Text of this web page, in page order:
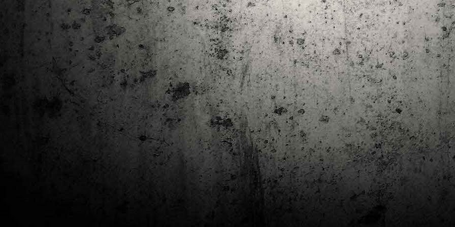
JUL
7
Club de lectura de còmics: estiu de 2024
Arriba l'estiu i amb ell una nova edició del club de lectura per passar
aquests mesos de calor. En aquesta nova edició farem dues lectures: una
al juliol i l'altre al setembre!
Com és habitual, les inscripcions es formalitzen a la Biblioteca Pública de
Tarragona i les lectures es podran llegir en edició digital.
MAY
1
Estudis en Comicologia al Còmic Barcelona
Del 3 al 5 de maig la Fira Barcelona acull la 42a edició de Còmic
Barcelona (el Saló del Còmic de tota la vida).
Divendres faré la visita anual i diumenge hi tornaré, aquest cop per participar a
la taula rodona Estudis en Comicologia: Els llibres de teoria i divulgació del
còmic en els temps del podcast, a les 16 h, a la sala còmic 6, molt ben
acompanyat:
Estudis en Comicologia: Els llibres de teoria i divulgació del còmic en els temps